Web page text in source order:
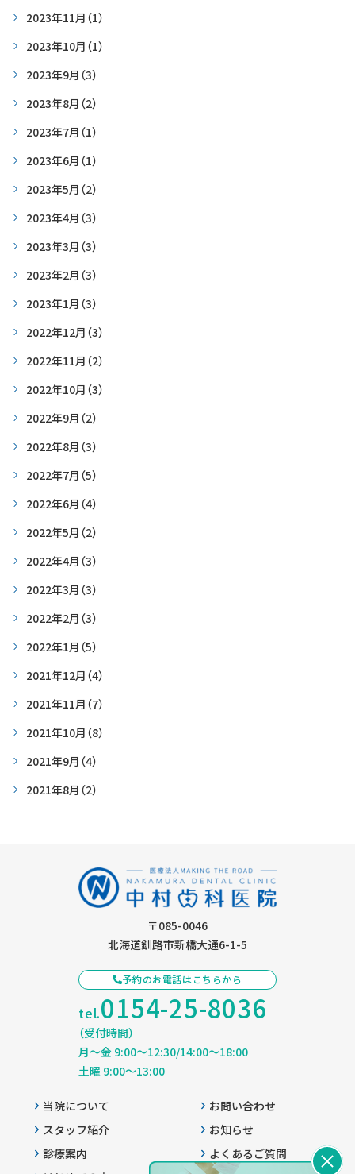
2023年11月 （1）
2023年10月 （1）
2023年9月 （3）
2023年8月 （2）
2023年7月 （1）
2023年6月 （1）
2023年5月 （2）
2023年4月 （3）
2023年3月 （3）
2023年2月 （3）
2023年1月 （3）
2022年12月 （3）
2022年11月 （2）
2022年10月 （3）
2022年9月 （2）
2022年8月 （3）
2022年7月 （5）
2022年6月 （4）
2022年5月 （2）
2022年4月 （3）
2022年3月 （3）
2022年2月 （3）
2022年1月 （5）
2021年12月 （4）
2021年11月 （7）
2021年10月 （8）
2021年9月 （4）
2021年8月 （2）
〒085-0046
北海道釧路市新橋大通6-1-5
予約のお電話はこちらから
tel.0154-25-8036
（受付時間）
月〜金 9:00〜12:30/14:00〜18:00
土曜 9:00〜13:00
当院について
スタッフ紹介
診療案内
お問い合わせ
お知らせ
よくあるご質問